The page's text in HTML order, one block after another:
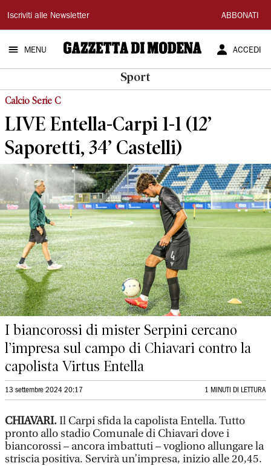
Gazzetta
di
Modena
Iscriviti alle Newsletter ABBONATI
MENU ACCEDI
Sport
Calcio Serie C
LIVE Entella-Carpi 1-1 (12’
Saporetti, 34’ Castelli)
I biancorossi di mister Serpini cercano
l’impresa sul campo di Chiavari contro la
capolista Virtus Entella
13 settembre 2024 20:17 1 MINUTI DI LETTURA
CHIAVARI.Il Carpi sfida la capolista Entella. Tutto
pronto allo stadio Comunale di Chiavari dove i
biancorossi – ancora imbattuti – vogliono allungare la
striscia positiva. Servirà un’impresa, inizio alle 20,45.